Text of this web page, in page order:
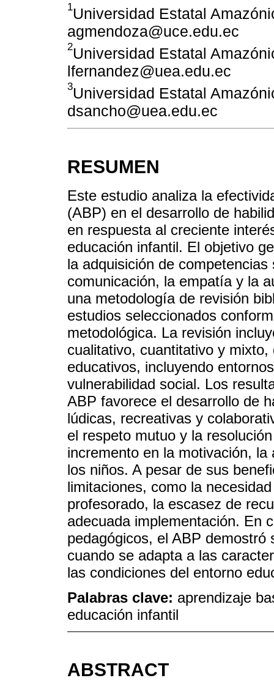
1Universidad Estatal
agmendoza@uce.edu.ec
2Universidad Estatal
lfernandez@uea.edu.ec
3Universidad Estatal
dsancho@uea.edu.ec
RESUMEN
Este estudio analiza la
(ABP) en el desarrollo de
en respuesta al creciente
educación infantil. El objetivo
la adquisición de
comunicación, la empatía y la
una metodología de revisión
estudios seleccionados
metodológica. La revisión
cualitativo, cuantitativo y
educativos, incluyendo
vulnerabilidad social. Los
ABP favorece el desarrollo de
lúdicas, recreativas y
el respeto mutuo y la
incremento en la motivación,
los niños. A pesar de sus
limitaciones, como la
profesorado, la escasez de
adecuada implementación. En
pedagógicos, el ABP
cuando se adapta a las
las condiciones del entorno
Palabras clave: aprendizaje
educación infantil
ABSTRACT